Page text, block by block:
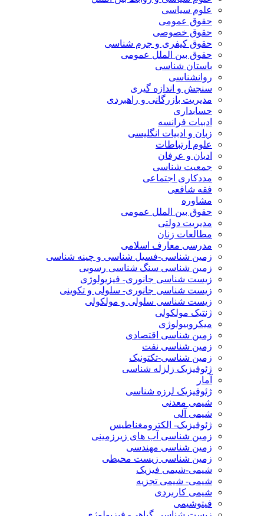
علوم سیاسی
حقوق عمومی
حقوق خصوصی
حقوق کیفری و جرم شناسی
حقوق بین الملل عمومی
باستان شناسی
روانشناسی
سنجش و اندازه گیری
مدیریت بازرگانی و راهبردی
حسابداری
ادبیات فرانسه
زبان و ادبیات انگلیسی
علوم ارتباطات
ادیان و عرفان
جمعیت شناسی
مددکاری اجتماعی
فقه شافعی
مشاوره
حقوق بین الملل عمومی
مدیریت دولتی
مطالعات زنان
مدرسی معارف اسلامی
زمین شناسی-فسیل شناسی و چینه شناسی
زمین شناسی سنگ شناسی رسوبی
زیست شناسی جانوری- فیزیولوژی
زیست شناسی جانوری- سلولی و تکوینی
زیست شناسی سلولی و مولکولی
ژنتیک مولکولی
میکروبیولوژی
زمین شناسی اقتصادی
زمین شناسی نفت
زمین شناسی-تکتونیک
ژئوفیزیک زلزله شناسی
آمار
ژئوفیزیک لرزه شناسی
شیمی معدنی
شیمی آلی
ژئوفیزیک- الکترومغناطیس
زمین شناسی آب های زیرزمینی
زمین شناسی مهندسی
زمین شناسی زیست محیطی
شیمی-شیمی فیزیک
شیمی- شیمی تجزیه
شیمی کاربردی
فیتوشیمی